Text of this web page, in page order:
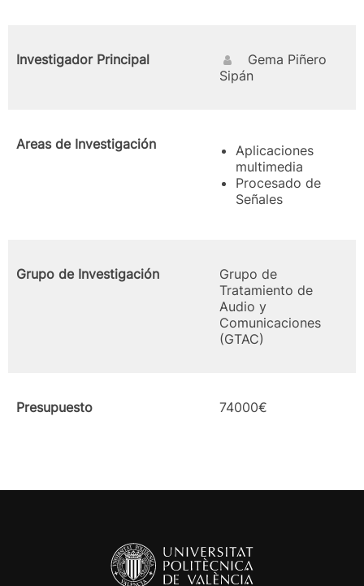
Investigador Principal
Gema Piñero
Sipán
Areas de Investigación
Aplicaciones
multimedia
Procesado de
Señales
Grupo de Investigación
Grupo de
Tratamiento de
Audio y
Comunicaciones
(GTAC)
Presupuesto 74000€